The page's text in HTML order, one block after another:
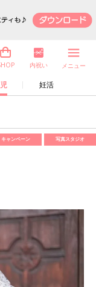
妊活
内祝い メニュー
キャンペーン 写真スタジオ